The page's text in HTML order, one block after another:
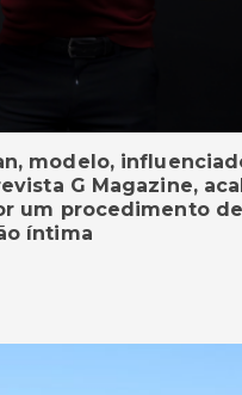
modelo,
G Magazine,
um procedimento de
íntima